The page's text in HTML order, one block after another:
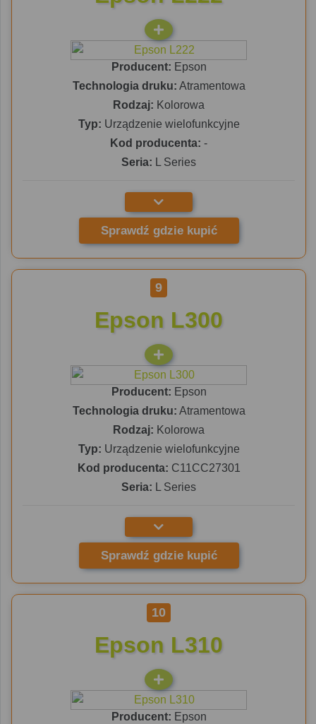
Producent: Epson
Technologia druku: Atramentowa
Rodzaj: Kolorowa
Typ: Urządzenie wielofunkcyjne
Kod producenta: -
Seria: L Series
Sprawdź gdzie kupić
9
Epson L300
Producent: Epson
Technologia druku: Atramentowa
Rodzaj: Kolorowa
Typ: Urządzenie wielofunkcyjne
Kod producenta: C11CC27301
Seria: L Series
Sprawdź gdzie kupić
10
Epson L310
Producent: Epson